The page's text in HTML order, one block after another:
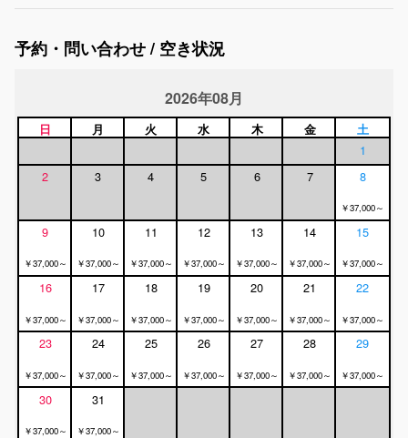
予約・問い合わせ / 空き状況
2026年08月
日 月 火 水 木 金 土
1
2
3 4 5 6 7 8
￥37,000～
9
￥37,000～
10
￥37,000～
11
￥37,000～
12
￥37,000～
13
￥37,000～
14
￥37,000～
15
￥37,000～
16
￥37,000～
17
￥37,000～
18
￥37,000～
19
￥37,000～
20
￥37,000～
21
￥37,000～
22
￥37,000～
23
￥37,000～
24
￥37,000～
25
￥37,000～
26
￥37,000～
27
￥37,000～
28
￥37,000～
29
￥37,000～
30
￥37,000～
31
￥37,000～